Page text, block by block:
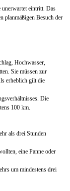
eintritt. Das
planmäßigen Besuch der
Hochwasser,
Sie müssen zur
erheblich gilt die
Die
100 km.
als drei Stunden
eine Panne oder
um mindestens drei